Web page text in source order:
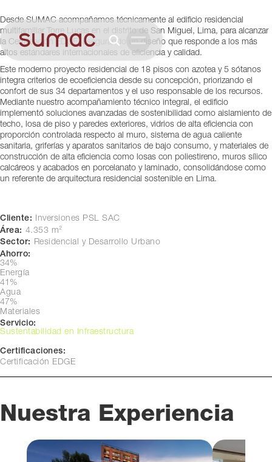
Lima, Perú
Desde SUMAC acompañamos técnicamente al edificio residencial
multifamiliar Torre Lucas en el distrito de San Miguel, Lima, para alcanzar
la Certificación EDGE, asegurando un diseño que responde a los más
altos estándares internacionales de eficiencia y calidad.
Este moderno proyecto residencial de 18 pisos con azotea y 5 sótanos
integra criterios de ecoeficiencia desde su concepción, priorizando el
confort de sus 34 departamentos y el uso responsable de los recursos.
Mediante nuestro acompañamiento técnico integral, el edificio
implementó soluciones avanzadas de sostenibilidad como aislamiento de
techo, losa de piso y paredes exteriores, vidrios de alta eficiencia con
proporción controlada respecto al muro, sistema de agua caliente
sanitaria, griferías y aparatos sanitarios de bajo consumo, y materiales de
construcción de alta eficiencia como losas con poliestireno, muros sílico
calcáreos y acabados en porcelanato y laminado, consolidándose como
un referente de arquitectura residencial sostenible en Lima.
Cliente: Inversiones PSL SAC
Área: 4.353 m²
Sector: Residencial y Desarrollo Urbano
Ahorro:
34%
Energía
41%
Agua
47%
Materiales
Servicio:
Sustentabilidad en Infraestructura
Certificaciones:
Certificación EDGE
Nuestra Experiencia